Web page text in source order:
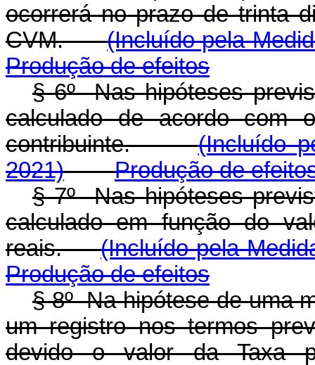
ocorrerá no prazo de trinta
CVM.(Incluído pela
Produção de efeitos
§ 6º Nas hipóteses
calculado de acordo com
contribuinte.(Incluído
2021)
Produção de
§ 7º Nas hipóteses
calculado em função do
reais.(Incluído pela
Produção de efeitos
§ 8º Na hipótese de uma
um registro nos termos
devido o valor da Taxa